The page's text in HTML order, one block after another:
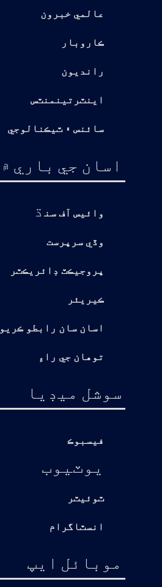
عالمي خبرون
ڪاروبار
رانديون
اينٽرتينمنٽس
سائنس ۽ ٽيڪنالوجي
اسان جي باري ۾
وائيس آف سن ڌ
وڏي سرپرست
پروجيڪٽ ڊائريڪٽر
ڪيريئر
اسان سان رابطو ڪريو
توهان جي راءِ
سوشل ميڊيا
فيسبوڪ
يوٽيوب
ٽوئيٽر
انسٽاگرام
موبائل ايپ